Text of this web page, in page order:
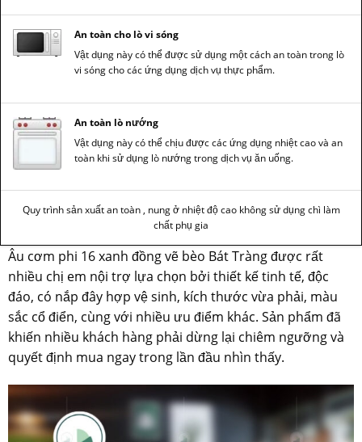
An toàn cho lò vi sóng
Vật dụng này có thể được sử dụng một cách an toàn trong lò
vi sóng cho các ứng dụng dịch vụ thực phẩm.
An toàn lò nướng
Vật dụng này có thể chịu được các ứng dụng nhiệt cao và an
toàn khi sử dụng lò nướng trong dịch vụ ăn uống.
Quy trình sản xuất an toàn , nung ở nhiệt độ cao không sử dụng chì làm
chất phụ gia
Âu cơm phi 16 xanh đồng vẽ bèo Bát Tràng được rất
nhiều chị em nội trợ lựa chọn bởi thiết kế tinh tế, độc
đáo, có nắp đây hợp vệ sinh, kích thước vừa phải, màu
sắc cổ điển, cùng với nhiều ưu điểm khác. Sản phẩm đã
khiến nhiều khách hàng phải dừng lại chiêm ngưỡng và
quyết định mua ngay trong lần đầu nhìn thấy.